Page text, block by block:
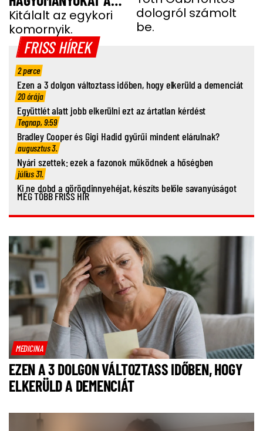
GYEREKEI MIATT
Kitálalt az egykori
komornyik.
dologról számolt
be.
FRISS HÍREK
2 perce
Ezen a 3 dolgon változtass időben, hogy elkerüld a demenciát
20 órája
Együttlét alatt jobb elkerülni ezt az ártatlan kérdést
Tegnap, 9:59
Bradley Cooper és Gigi Hadid gyűrűi mindent elárulnak?
augusztus 3.
Nyári szettek: ezek a fazonok működnek a hőségben
július 31.
Ki ne dobd a görögdinnyehéjat, készíts belőle savanyúságot
MÉG TÖBB FRISS HÍR
MEDICINA
EZEN A 3 DOLGON VÁLTOZTASS IDŐBEN, HOGY
ELKERÜLD A DEMENCIÁT